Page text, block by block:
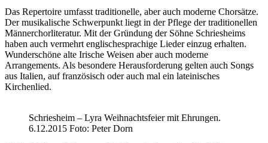
Das Repertoire umfasst traditionelle, aber auch moderne Chorsätze.
Der musikalische Schwerpunkt liegt in der Pflege der traditionellen
Männerchorliteratur. Mit der Gründung der Söhne Schriesheims
haben auch vermehrt englischesprachige Lieder einzug erhalten.
Wunderschöne alte Irische Weisen aber auch moderne
Arrangements. Als besondere Herausforderung gelten auch Songs
aus Italien, auf französisch oder auch mal ein lateinisches
Kirchenlied.
Schriesheim – Lyra Weihnachtsfeier mit Ehrungen.
6.12.2015 Foto: Peter Dorn